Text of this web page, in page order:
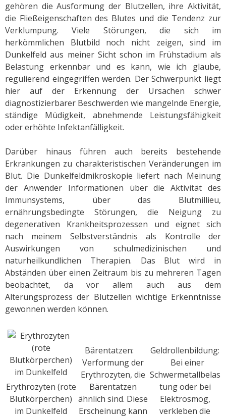
gehören die Ausformung der Blutzellen, ihre Aktivität,
die Fließeigenschaften des Blutes und die Tendenz zur
Verklumpung. Viele Störungen, die sich im
herkömmlichen Blutbild noch nicht zeigen, sind im
Dunkelfeld aus meiner Sicht schon im Frühstadium als
Belastung erkennbar und es kann, wie ich glaube,
regulierend eingegriffen werden. Der Schwerpunkt liegt
hier auf der Erkennung der Ursachen schwer
diagnostizierbarer Beschwerden wie mangelnde Energie,
ständige Müdigkeit, abnehmende Leistungsfähigkeit
oder erhöhte Infektanfälligkeit.
Darüber hinaus führen auch bereits bestehende
Erkrankungen zu charakteristischen Veränderungen im
Blut. Die Dunkelfeldmikroskopie liefert nach Meinung
der Anwender Informationen über die Aktivität des
Immunsystems, über das Blutmillieu,
ernährungsbedingte Störungen, die Neigung zu
degenerativen Krankheitsprozessen und eignet sich
nach meinem Selbstverständnis als Kontrolle der
Auswirkungen von schulmedizinischen und
naturheilkundlichen Therapien. Das Blut wird in
Abständen über einen Zeitraum bis zu mehreren Tagen
beobachtet, da vor allem auch aus dem
Alterungsprozess der Blutzellen wichtige Erkenntnisse
gewonnen werden können.
Erythrozyten (rote
Blutkörperchen)
im Dunkelfeld
Bärentatzen:
Verformung der
Erythrozyten, die
Bärentatzen
ähnlich sind. Diese
Erscheinung kann
Geldrollenbildung:
Bei einer
Schwermetallbelas
tung oder bei
Elektrosmog,
verkleben die